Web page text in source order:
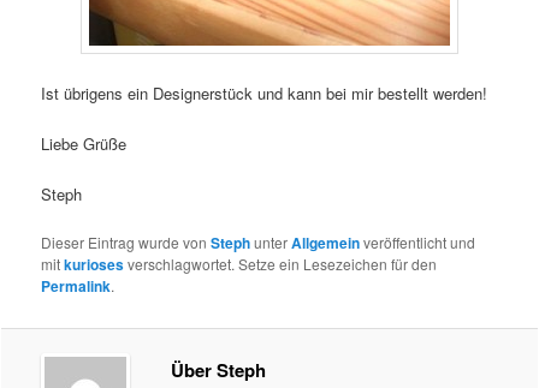
Ist übrigens ein Designerstück und kann bei mir bestellt werden!
Liebe Grüße
Steph
Dieser Eintrag wurde vonStephunterAllgemeinveröffentlicht und
mitkuriosesverschlagwortet. Setze ein Lesezeichen für den
Permalink.
Über Steph